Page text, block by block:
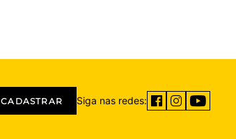
CADASTRAR Siga nas redes: